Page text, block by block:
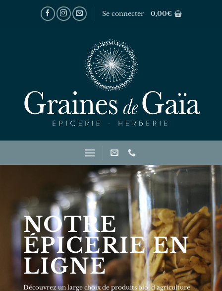
Se connecter 0,00€
NOTRE
HERBERIE
EN LIGNE
Découvrez différentes façon de prendre soin de vous
grâce aux plantes.